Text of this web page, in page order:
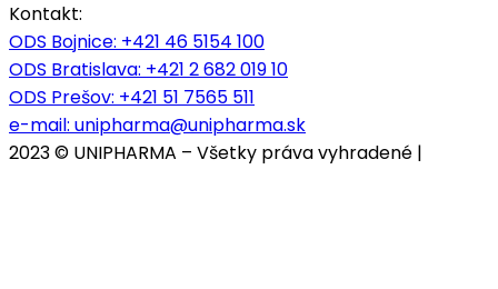
Kontakt:
ODS Bojnice: +421 46 5154 100
ODS Bratislava: +421 2 682 019 10
ODS Prešov: +421 51 7565 511
e-mail: unipharma@unipharma.sk
2023 © UNIPHARMA – Všetky práva vyhradené |